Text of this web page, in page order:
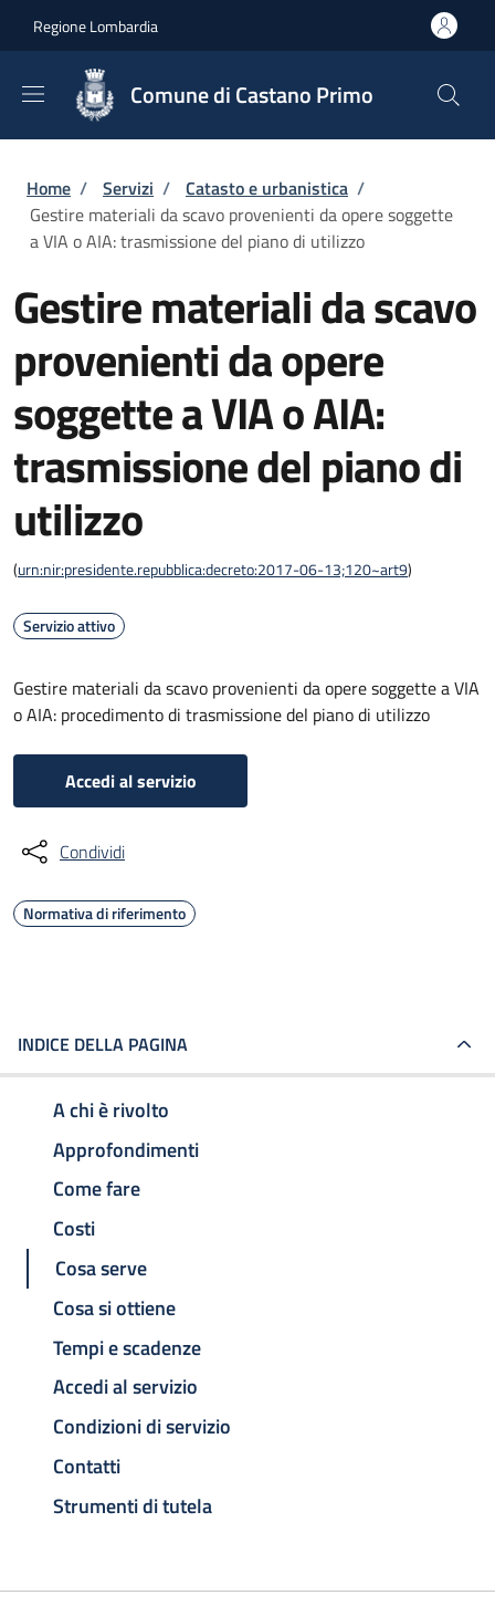
Regione Lombardia
Comune di Castano Primo
Briciole di pane
Home / Servizi / Catasto e urbanistica /
Gestire materiali da scavo provenienti da opere soggette
a VIA o AIA: trasmissione del piano di utilizzo
Gestire materiali da scavo
provenienti da opere
soggette a VIA o AIA:
trasmissione del piano di
utilizzo
(urn:nir:presidente.repubblica:decreto:2017-06-13;120~art9)
Servizio attivo
Gestire materiali da scavo provenienti da opere soggette a VIA
o AIA: procedimento di trasmissione del piano di utilizzo
Accedi al servizio
Condividi
Normativa di riferimento
INDICE DELLA PAGINA
A chi è rivolto
Approfondimenti
Come fare
Costi
Cosa serve
Cosa si ottiene
Tempi e scadenze
Accedi al servizio
Condizioni di servizio
Contatti
Strumenti di tutela